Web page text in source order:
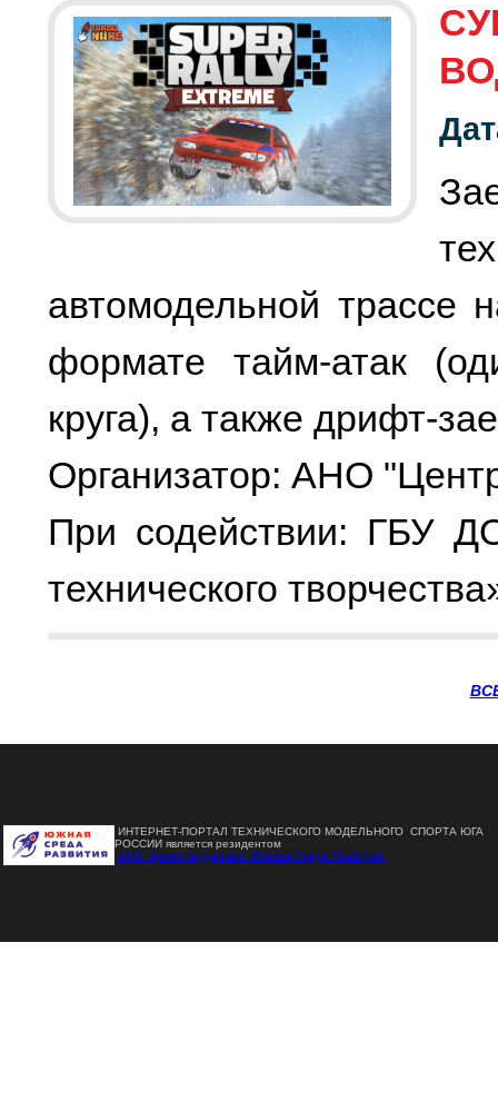
автомодельной трассе
формате тайм-атак
круга), а также дрифт-
Организатор: АНО
При содействии: ГБУ
технического
ИНТЕРНЕТ-ПОРТАЛ ТЕХНИЧЕСКОГО МОДЕЛЬНОГО СПОРТА ЮГА
РОССИИ является резидентом
АНО "Центр поддержки "Южная Среда Развития"